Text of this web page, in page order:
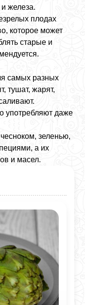
железа.
плодах
которое может
старые и
самых разных
тушат, жарят,
употребляют даже
зеленью,
а их
и масел.